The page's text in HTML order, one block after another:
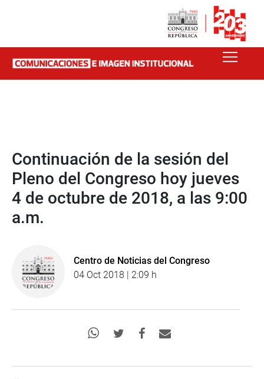
Continuación de la sesión del
Pleno del Congreso hoy jueves
4 de octubre de 2018, a las 9:00
a.m.
Centro de Noticias del Congreso
04 Oct 2018 | 2:09 h